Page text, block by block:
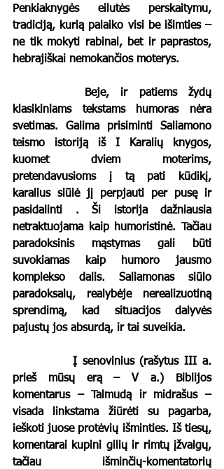
Penkiaknygės eilutės perskaitymu,
tradiciją, kurią palaiko visi be išimties –
ne tik mokyti rabinai, bet ir paprastos,
hebrajiškai nemokančios moterys.
klasikiniams tekstams humoras nėra
svetimas. Galima prisiminti Saliamono
teismo istoriją iš I Karalių knygos,
kuomet dviem moterims,
pretendavusioms į tą pati kūdikį,
karalius siūlė jį perpjauti per pusę ir
pasidalinti . Ši istorija dažniausia
netraktuojama kaip humoristinė. Tačiau
paradoksinis mąstymas gali būti
suvokiamas kaip humoro jausmo
komplekso dalis. Saliamonas siūlo
paradoksalų, realybėje nerealizuotiną
sprendimą, kad situacijos dalyvės
pajustų jos absurdą, ir tai suveikia.
prieš mūsų erą – V a.) Biblijos
komentarus – Talmudą ir midrašus –
visada linkstama žiūrėti su pagarba,
ieškoti juose protėvių išminties. Iš tiesų,
komentarai kupini gilių ir rimtų įžvalgų,
tačiau išminčių-komentatorių